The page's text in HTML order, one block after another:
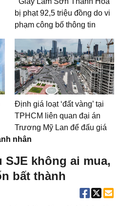
bị phạt 92,5 triệu đồng do vi
phạm công bố thông tin
Định giá loạt ‘đất vàng’ tại
TPHCM liên quan đại án
Trương Mỹ Lan để đấu giá
nhân
SJE không ai mua,
bất thành